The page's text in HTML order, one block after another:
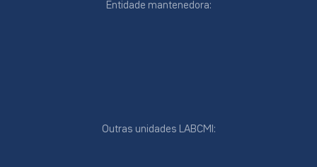
Entidade mantenedora:
Outras unidades LABCMI: